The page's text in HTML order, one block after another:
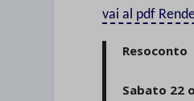
vai al pdf
Resoconto
Sabato 22